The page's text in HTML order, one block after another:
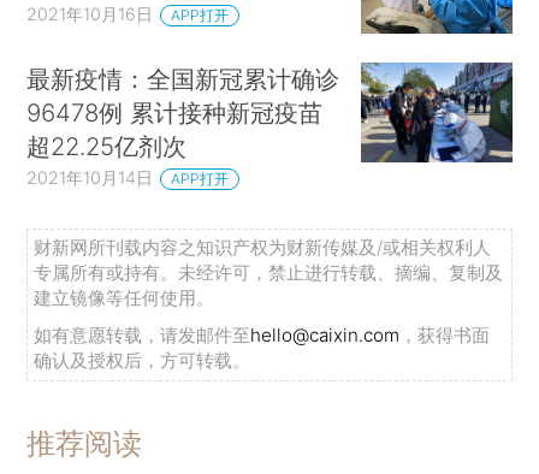
2021年10月16日 APP打开
最新疫情：全国新冠累计确诊
96478例 累计接种新冠疫苗
超22.25亿剂次
2021年10月14日 APP打开
财新网所刊载内容之知识产权为财新传媒及/或相关权利人
专属所有或持有。未经许可，禁止进行转载、摘编、复制及
建立镜像等任何使用。
如有意愿转载，请发邮件至hello@caixin.com ，获得书面
确认及授权后，方可转载。
推荐阅读